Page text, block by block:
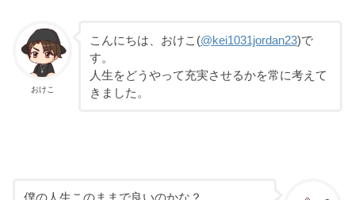
おけこ
こんにちは、おけこ(@kei1031jordan23)で
す。
人生をどうやって充実させるかを常に考えて
きました。